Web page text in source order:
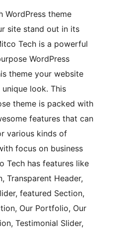
WordPress theme
site stand out in its
Tech is a powerful
WordPress
theme your website
look. This
theme is packed with
features that can
various kinds of
focus on business
Tech has features like
Transparent Header,
featured Section,
Our Portfolio, Our
Testimonial Slider,